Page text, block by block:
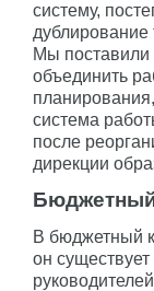
систему,
дублирование
Мы поставили
объединить
система
после
дирекции
В бюджетный
он